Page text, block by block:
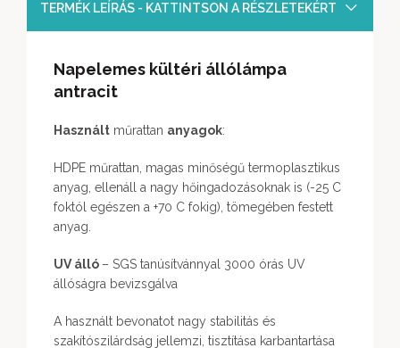
TERMÉK LEÍRÁS - KATTINTSON A RÉSZLETEKÉRT
Napelemes kültéri állólámpa
antracit
Használt műrattan anyagok:
HDPE műrattan, magas minőségű termoplasztikus
anyag, ellenáll a nagy hőingadozásoknak is (-25 C
foktól egészen a +70 C fokig), tömegében festett
anyag.
UV álló – SGS tanúsítvánnyal 3000 órás UV
állóságra bevizsgálva
A használt bevonatot nagy stabilitás és
szakítószilárdság jellemzi, tisztítása karbantartása